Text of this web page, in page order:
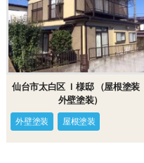
仙台市太白区 Ｉ様邸 （屋根塗装
外壁塗装）
外壁塗装 屋根塗装